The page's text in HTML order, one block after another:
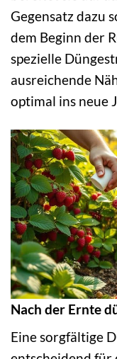
Gegensatz dazu
dem Beginn der
spezielle
ausreichende
optimal ins neue
Nach der Ernte
Eine sorgfältige